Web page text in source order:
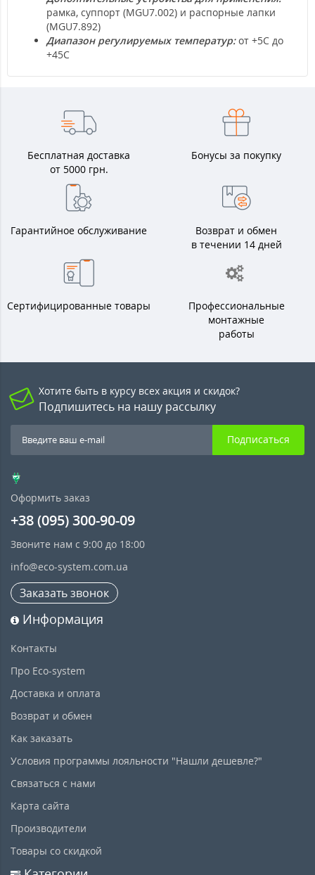
рамка, суппорт (MGU7.002) и распорные лапки
(MGU7.892)
Диапазон регулируемых температур:от +5С до
+45С
Бесплатная доставка
от 5000 грн.
Бонусы за покупку
Гарантийное обслуживание
Возврат и обмен
в течении 14 дней
Сертифицированные товары
Профессиональные
монтажные
работы
Хотите быть в курсу всех акция и скидок?
Подпишитесь на нашу рассылку
Подписаться
Оформить заказ
+38 (095) 300-90-09
Звоните нам с 9:00 до 18:00
info@eco-system.com.ua
Заказать звонок
Информация
Контакты
Про Eco-system
Доставка и оплата
Возврат и обмен
Как заказать
Условия программы лояльности "Нашли дешевле?"
Связаться с нами
Карта сайта
Производители
Товары со скидкой